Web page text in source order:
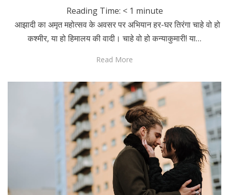
Reading Time: < 1 minute
आझादी का अमृत महोत्सव के अवसर पर अभियान हर-घर तिरंगा चाहे वो हो
कश्मीर, या हो हिमालय की वादी। चाहे वो हो कन्याकुमारी! या…
Read More